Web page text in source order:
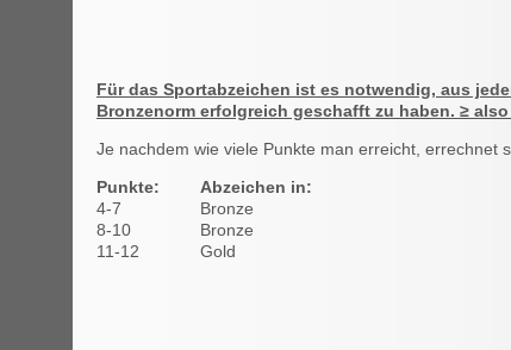
Für das Sportabzeichen ist es notwendig, aus
Bronzenorm erfolgreich geschafft zu haben. ≥
Je nachdem wie viele Punkte man erreicht, errechnet
Punkte:
Abzeichen in:
4-7
Bronze
8-10
Bronze
11-12
Gold